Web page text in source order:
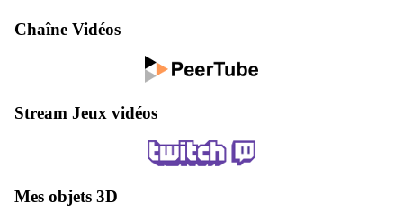
Chaîne Vidéos
Stream Jeux vidéos
Mes objets 3D